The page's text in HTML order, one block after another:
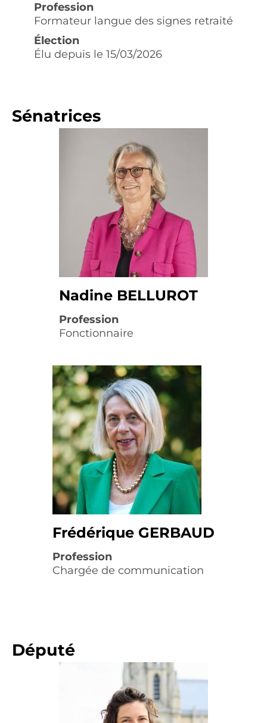
Profession
Formateur langue des signes retraité
Élection
Élu depuis le 15/03/2026
Sénatrices
Nadine BELLUROT
Profession
Fonctionnaire
Frédérique GERBAUD
Profession
Chargée de communication
Député